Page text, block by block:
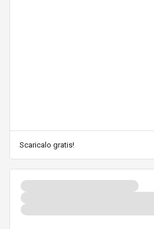
Scaricalo gratis!